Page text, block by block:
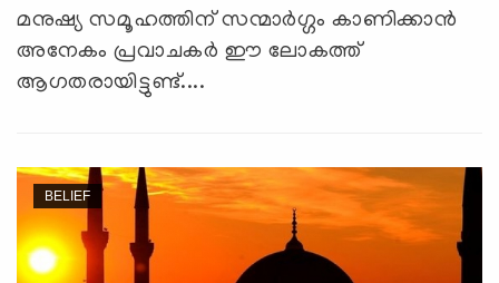
മനുഷ്യ സമൂഹത്തിന് സന്മാര്‍ഗ്ഗം കാണിക്കാന്‍
അനേകം പ്രവാചകര്‍ ഈ ലോകത്ത്
ആഗതരായിട്ടുണ്ട്....
BELIEF